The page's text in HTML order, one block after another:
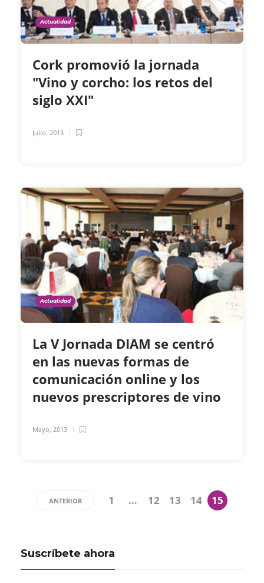
Actualidad
Cork promovió la jornada
"Vino y corcho: los retos del
siglo XXI"
Julio, 2013
Actualidad
La V Jornada DIAM se centró
en las nuevas formas de
comunicación online y los
nuevos prescriptores de vino
Mayo, 2013
ANTERIOR 1 … 12 13 14 15
Suscríbete ahora